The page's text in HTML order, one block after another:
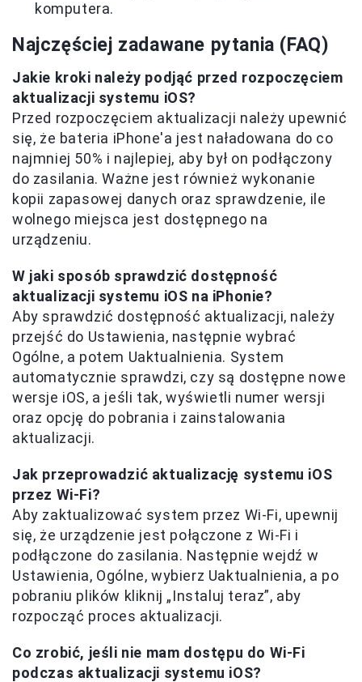
komputera.
Najczęściej zadawane pytania (FAQ)
Jakie kroki należy podjąć przed rozpoczęciem
aktualizacji systemu iOS?
Przed rozpoczęciem aktualizacji należy upewnić
się, że bateria iPhone'a jest naładowana do co
najmniej 50% i najlepiej, aby był on podłączony
do zasilania. Ważne jest również wykonanie
kopii zapasowej danych oraz sprawdzenie, ile
wolnego miejsca jest dostępnego na
urządzeniu.
W jaki sposób sprawdzić dostępność
aktualizacji systemu iOS na iPhonie?
Aby sprawdzić dostępność aktualizacji, należy
przejść do Ustawienia, następnie wybrać
Ogólne, a potem Uaktualnienia. System
automatycznie sprawdzi, czy są dostępne nowe
wersje iOS, a jeśli tak, wyświetli numer wersji
oraz opcję do pobrania i zainstalowania
aktualizacji.
Jak przeprowadzić aktualizację systemu iOS
przez Wi-Fi?
Aby zaktualizować system przez Wi-Fi, upewnij
się, że urządzenie jest połączone z Wi-Fi i
podłączone do zasilania. Następnie wejdź w
Ustawienia, Ogólne, wybierz Uaktualnienia, a po
pobraniu plików kliknij „Instaluj teraz”, aby
rozpocząć proces aktualizacji.
Co zrobić, jeśli nie mam dostępu do Wi-Fi
podczas aktualizacji systemu iOS?